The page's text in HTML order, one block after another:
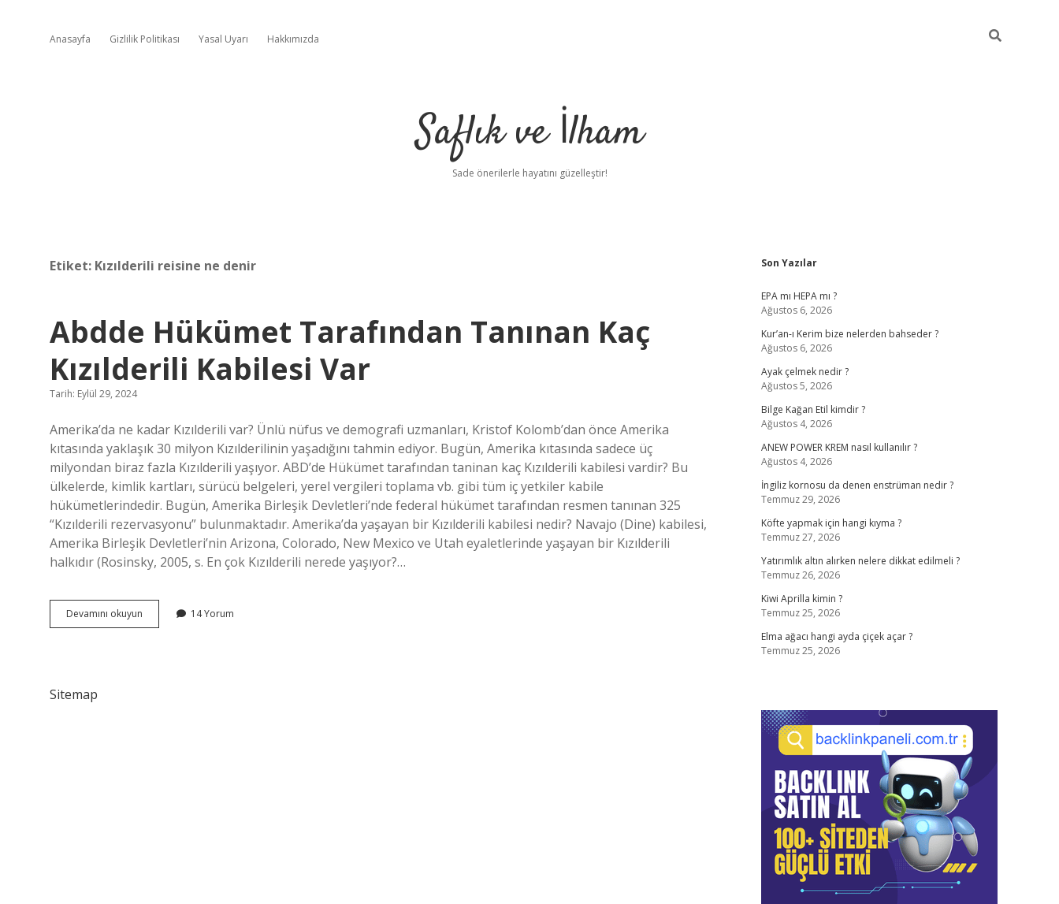
Anasayfa Gizlilik Politikası Yasal Uyarı Hakkımızda
Saflık ve İlham
Sade önerilerle hayatını güzelleştir!
Etiket: Kızılderili reisine ne denir
Abdde Hükümet Tarafından Tanınan Kaç
Kızılderili Kabilesi Var
Tarih: Eylül 29, 2024
Amerika’da ne kadar Kızılderili var? Ünlü nüfus ve demografi uzmanları, Kristof Kolomb’dan önce Amerika
kıtasında yaklaşık 30 milyon Kızılderilinin yaşadığını tahmin ediyor. Bugün, Amerika kıtasında sadece üç
milyondan biraz fazla Kızılderili yaşıyor. ABD’de Hükümet tarafından taninan kaç Kızılderili kabilesi vardir? Bu
ülkelerde, kimlik kartları, sürücü belgeleri, yerel vergileri toplama vb. gibi tüm iç yetkiler kabile
hükümetlerindedir. Bugün, Amerika Birleşik Devletleri’nde federal hükümet tarafından resmen tanınan 325
“Kızılderili rezervasyonu” bulunmaktadır. Amerika’da yaşayan bir Kızılderili kabilesi nedir? Navajo (Dine) kabilesi,
Amerika Birleşik Devletleri’nin Arizona, Colorado, New Mexico ve Utah eyaletlerinde yaşayan bir Kızılderili
halkıdır (Rosinsky, 2005, s. En çok Kızılderili nerede yaşıyor?…
Devamını okuyun
Hükümet
14 Yorum
Sitemap
Sidebar
Son Yazılar
EPA mı HEPA mı ?
Ağustos 6, 2026
Kur’an-ı Kerim bize nelerden bahseder ?
Ağustos 6, 2026
Ayak çelmek nedir ?
Ağustos 5, 2026
Bilge Kağan Etil kimdir ?
Ağustos 4, 2026
ANEW POWER KREM nasıl kullanılır ?
Ağustos 4, 2026
İngiliz kornosu da denen enstrüman nedir ?
Temmuz 29, 2026
Köfte yapmak için hangi kıyma ?
Temmuz 27, 2026
Yatırımlık altın alırken nelere dikkat edilmeli ?
Temmuz 26, 2026
Kiwi Aprilla kimin ?
Temmuz 25, 2026
Elma ağacı hangi ayda çiçek açar ?
Temmuz 25, 2026